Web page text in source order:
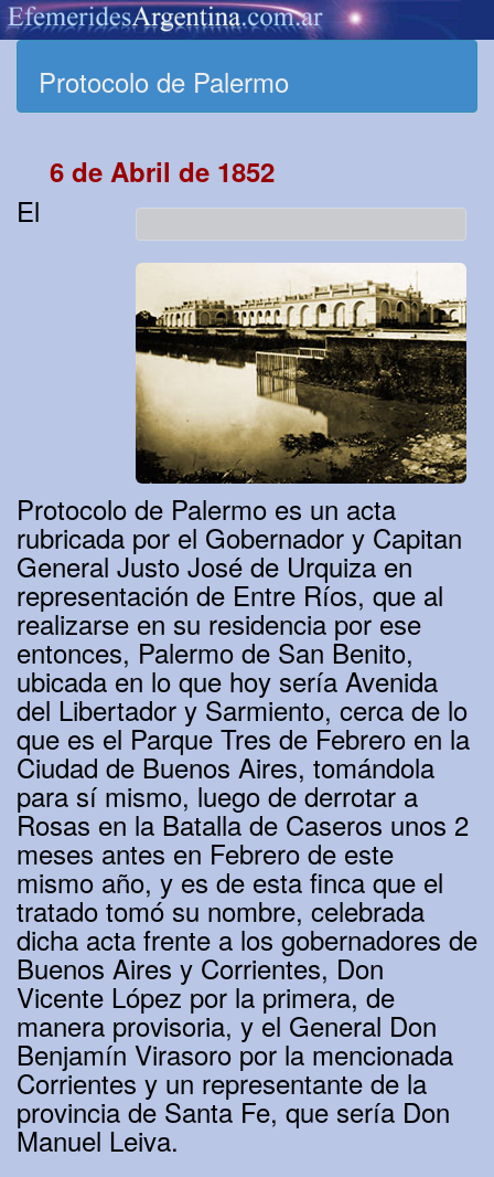
Protocolo de Palermo
6 de Abril de 1852
El
Protocolo de Palermo es un acta
rubricada por el Gobernador y Capitan
General Justo José de Urquiza en
representación de Entre Ríos, que al
realizarse en su residencia por ese
entonces, Palermo de San Benito,
ubicada en lo que hoy sería Avenida
del Libertador y Sarmiento, cerca de lo
que es el Parque Tres de Febrero en la
Ciudad de Buenos Aires, tomándola
para sí mismo, luego de derrotar a
Rosas en la Batalla de Caseros unos 2
meses antes en Febrero de este
mismo año, y es de esta finca que el
tratado tomó su nombre, celebrada
dicha acta frente a los gobernadores de
Buenos Aires y Corrientes, Don
Vicente López por la primera, de
manera provisoria, y el General Don
Benjamín Virasoro por la mencionada
Corrientes y un representante de la
provincia de Santa Fe, que sería Don
Manuel Leiva.